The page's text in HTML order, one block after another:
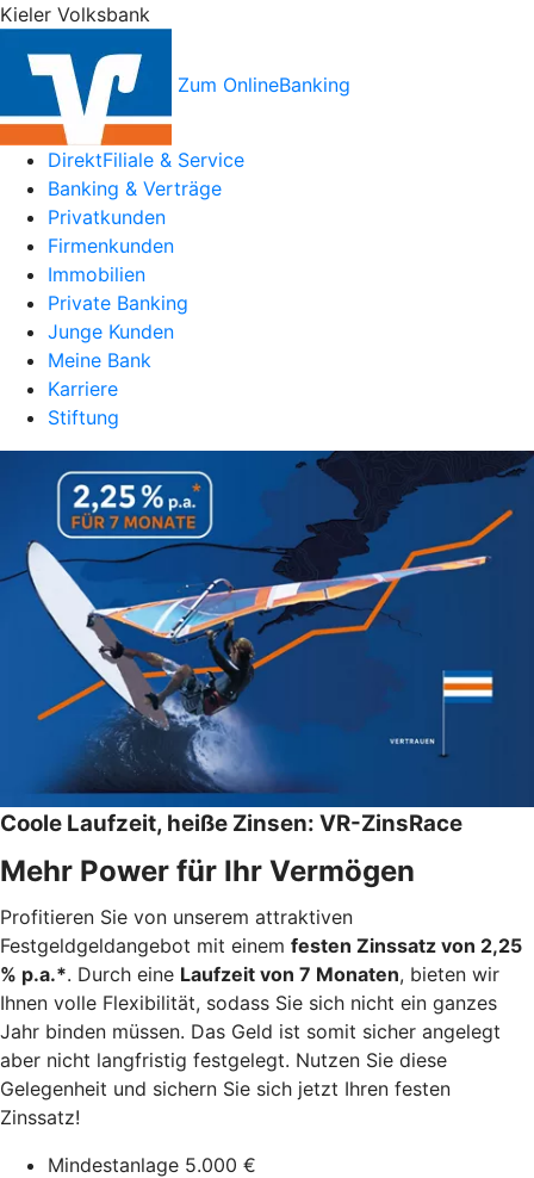
Kieler Volksbank
Zum OnlineBanking
DirektFiliale & Service
Banking & Verträge
Privatkunden
Firmenkunden
Immobilien
Private Banking
Junge Kunden
Meine Bank
Karriere
Stiftung
Coole Laufzeit, heiße Zinsen: VR-ZinsRace
Mehr Power für Ihr Vermögen
Profitieren Sie von unserem attraktiven
Festgeldgeldangebot mit einem festen Zinssatz von 2,25
% p.a.*. Durch eine Laufzeit von 7 Monaten, bieten wir
Ihnen volle Flexibilität, sodass Sie sich nicht ein ganzes
Jahr binden müssen. Das Geld ist somit sicher angelegt
aber nicht langfristig festgelegt. Nutzen Sie diese
Gelegenheit und sichern Sie sich jetzt Ihren festen
Zinssatz!
Mindestanlage 5.000 €